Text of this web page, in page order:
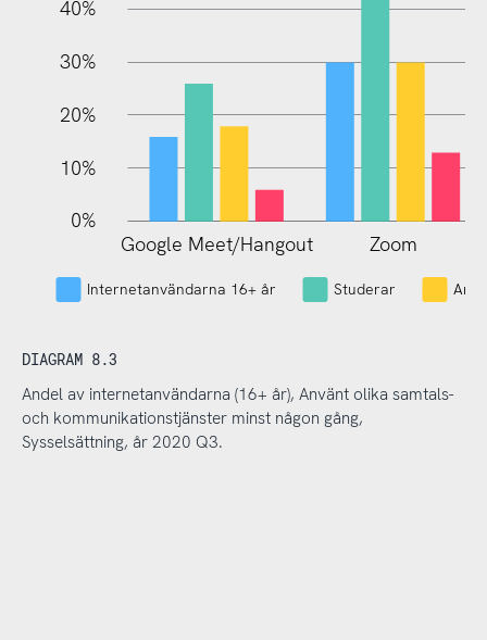
40%
30%
20%
10%
0%
L
Google Meet/Hangout Zoom
Internetanvändarna 16+ år Studerar
DIAGRAM 8.3
Andel av internetanvändarna (16+ år), Använt olika samtals-
och kommunikationstjänster minst någon gång,
Sysselsättning, år 2020 Q3.